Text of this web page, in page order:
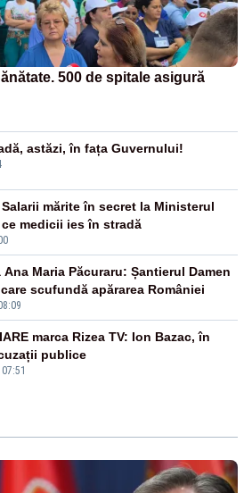
500 de spitale asigură
astăzi, în fața Guvernului!
mărite în secret la Ministerul
medicii ies în stradă
Maria Păcuraru: Șantierul Damen
scufundă apărarea României
marca Rizea TV: Ion Bazac, în
publice